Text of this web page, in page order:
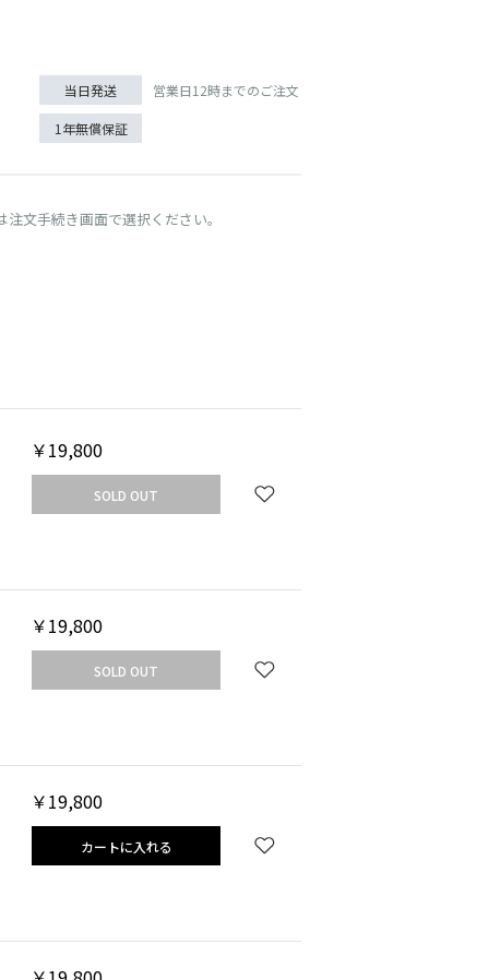
当日発送 営業日12時までのご注文
1年無償保証
文手続き画面で選択ください。
￥19,800
SOLD OUT
￥19,800
SOLD OUT
￥19,800
カートに入れる